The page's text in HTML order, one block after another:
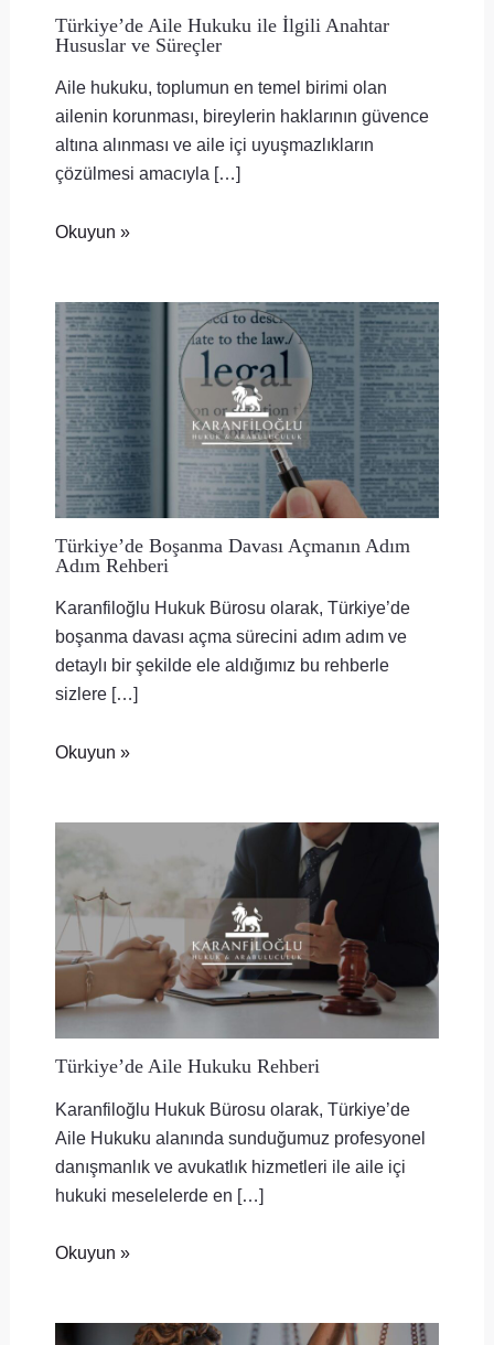
Türkiye’de Aile Hukuku ile İlgili Anahtar
Hususlar ve Süreçler
Aile hukuku, toplumun en temel birimi olan
ailenin korunması, bireylerin haklarının güvence
altına alınması ve aile içi uyuşmazlıkların
çözülmesi amacıyla […]
Okuyun »
Türkiye’de Boşanma Davası Açmanın Adım
Adım Rehberi
Karanfiloğlu Hukuk Bürosu olarak, Türkiye’de
boşanma davası açma sürecini adım adım ve
detaylı bir şekilde ele aldığımız bu rehberle
sizlere […]
Okuyun »
Türkiye’de Aile Hukuku Rehberi
Karanfiloğlu Hukuk Bürosu olarak, Türkiye’de
Aile Hukuku alanında sunduğumuz profesyonel
danışmanlık ve avukatlık hizmetleri ile aile içi
hukuki meselelerde en […]
Okuyun »